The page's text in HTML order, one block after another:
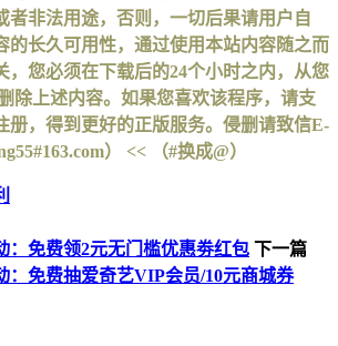
者非法用途，否则，一切后果请用户自
的长久可用性，通过使用本站内容随之而
，您必须在下载后的24个小时之内，从您
除上述内容。如果您喜欢该程序，请支
册，得到更好的正版服务。侵删请致信E-
） << （#换成@）
：免费领2元无门槛优惠劵红包 下一篇
：免费抽爱奇艺VIP会员/10元商城券